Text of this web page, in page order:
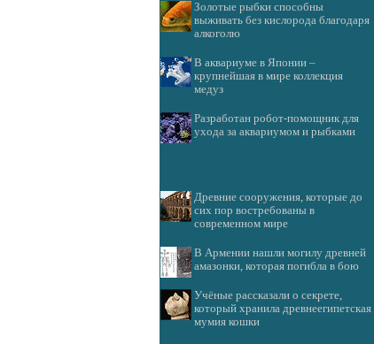
Золотые рыбки способны
выживать без кислорода благодаря
алкоголю
В аквариуме в Японии –
крупнейшая в мире коллекция
медуз
Разработан робот-помощник для
ухода за аквариумом и рыбками
Древние сооружения, которые до
сих пор востребованы в
современном мире
В Армении нашли могилу древней
амазонки, которая погибла в бою
Учёные рассказали о секрете,
который хранила древнеегипетская
мумия кошки